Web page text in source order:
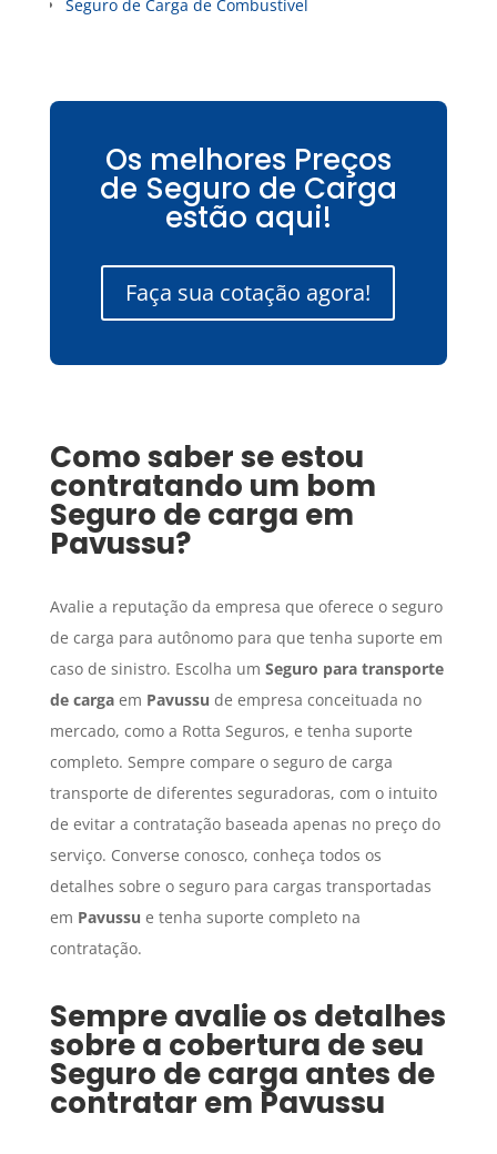
Seguro de Carga de Combustível
Os melhores Preços
de Seguro de Carga
estão aqui!
Faça sua cotação agora!
Como saber se estou
contratando um bom
Seguro de carga em
Pavussu?
Avalie a reputação da empresa que oferece o seguro
de carga para autônomo para que tenha suporte em
caso de sinistro. Escolha um Seguro para transporte
de cargaem Pavussu de empresa conceituada no
mercado, como a Rotta Seguros, e tenha suporte
completo. Sempre compare o seguro de carga
transporte de diferentes seguradoras, com o intuito
de evitar a contratação baseada apenas no preço do
serviço. Converse conosco, conheça todos os
detalhes sobre o seguro para cargas transportadas
em Pavussu e tenha suporte completo na
contratação.
Sempre avalie os detalhes
sobre a cobertura de seu
Seguro de carga antes de
contratar em Pavussu